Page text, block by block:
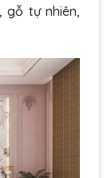
gỗ tự nhiên,